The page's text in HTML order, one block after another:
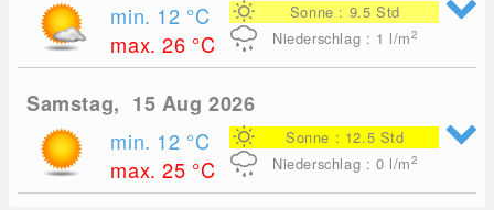
min. 12 °C
max. 26 °C
Sonne : 9.5 Std
Niederschlag : 1 l/m2
Samstag, 15 Aug 2026
min. 12 °C
max. 25 °C
Sonne : 12.5 Std
Niederschlag : 0 l/m2